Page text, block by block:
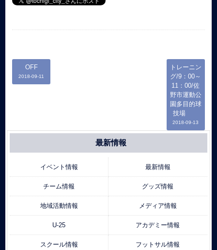
OFF
2018-09-11
トレーニン
グ/9：00～
11：00/佐
野市運動公
園多目的球
技場
2018-09-13
最新情報
イベント情報 最新情報
チーム情報 グッズ情報
地域活動情報 メディア情報
U-25 アカデミー情報
スクール情報 フットサル情報